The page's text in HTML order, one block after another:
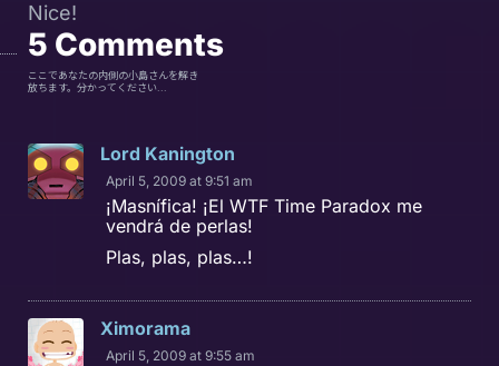
Nice!
5 Comments
ここであなたの内側の小島さんを解き
放ちます。分かってください...
Lord Kanington
April 5, 2009 at 9:51 am
¡Masnífica! ¡El WTF Time Paradox me
vendrá de perlas!
Plas, plas, plas…!
Ximorama
April 5, 2009 at 9:55 am